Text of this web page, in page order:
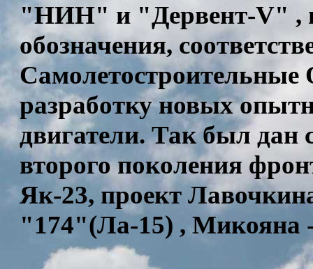
"НИН" и "Дервент-V" ,
обозначения,
разработку новых
двигатели. Так был
второго поколения
Як-23, проект
"174"(Ла-15) , Микояна